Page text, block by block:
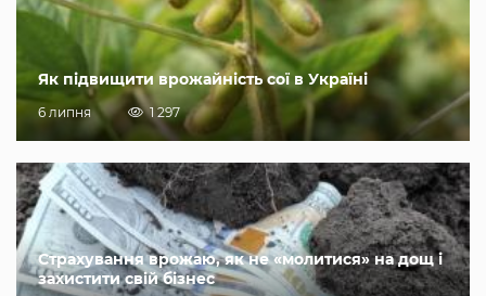
Як підвищити врожайність сої в Україні
6 липня 1 297
Страхування врожаю, як не «молитися» на дощ і
захистити свій бізнес